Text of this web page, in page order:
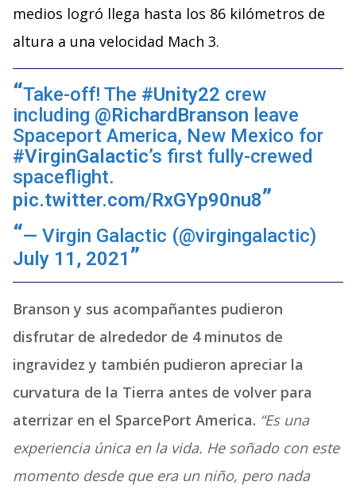
medios logró llega hasta los 86 kilómetros de
altura a una velocidad Mach 3.
Take-off! The #Unity22 crew
including @RichardBranson leave
Spaceport America, New Mexico for
#VirginGalactic’s first fully-crewed
spaceflight.
pic.twitter.com/RxGYp90nu8
— Virgin Galactic (@virgingalactic)
July 11, 2021
Branson y sus acompañantes pudieron
disfrutar de alrededor de 4 minutos de
ingravidez y también pudieron apreciar la
curvatura de la Tierra antes de volver para
aterrizar en el SparcePort America. “Es una
experiencia única en la vida. He soñado con este
momento desde que era un niño, pero nada